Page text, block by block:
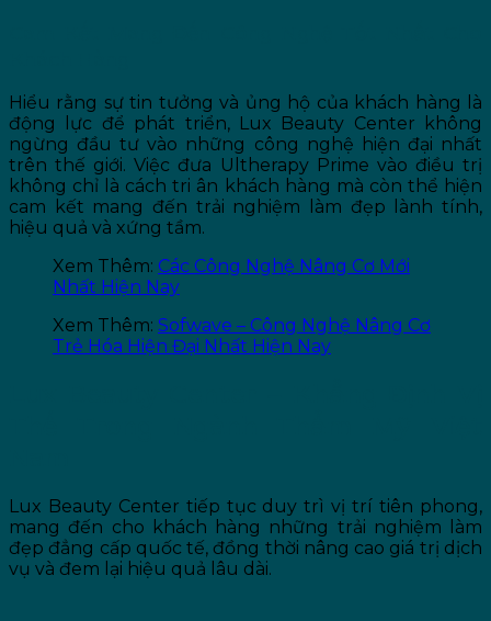
Hiểu rằng sự tin tưởng và ủng hộ của khách hàng là
động lực để phát triển, Lux Beauty Center không
ngừng đầu tư vào những công nghệ hiện đại nhất
trên thế giới. Việc đưa Ultherapy Prime vào điều trị
không chỉ là cách tri ân khách hàng mà còn thể hiện
cam kết mang đến trải nghiệm làm đẹp lành tính,
hiệu quả và xứng tầm.
Xem Thêm: Các Công Nghệ Nâng Cơ Mới
Nhất Hiện Nay
Xem Thêm: Sofwave – Công Nghệ Nâng Cơ
Trẻ Hóa Hiện Đại Nhất Hiện Nay
Lux Beauty Center tiếp tục duy trì vị trí tiên phong,
mang đến cho khách hàng những trải nghiệm làm
đẹp đẳng cấp quốc tế, đồng thời nâng cao giá trị dịch
vụ và đem lại hiệu quả lâu dài.